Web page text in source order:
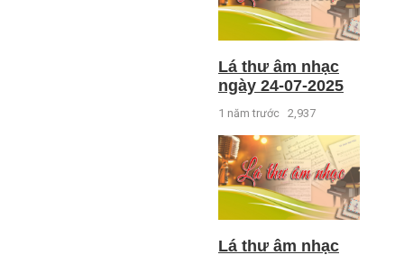
Lá thư âm nhạc
ngày 24-07-2025
1 năm trước 2,937
Lá thư âm nhạc